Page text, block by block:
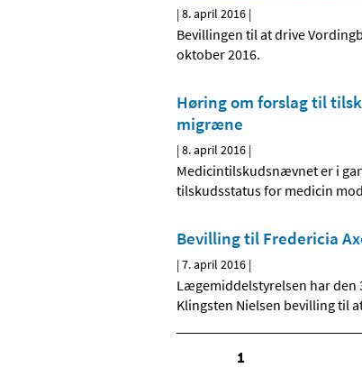
|8. april 2016 |
Bevillingen til at drive
oktober 2016.
Høring om forslag til
migræne
|8. april 2016 |
Medicintilskudsnævnet er i
tilskudsstatus for medicin
Bevilling til Fredericia
|7. april 2016 |
Lægemiddelstyrelsen har den
Klingsten Nielsen bevilling til
1